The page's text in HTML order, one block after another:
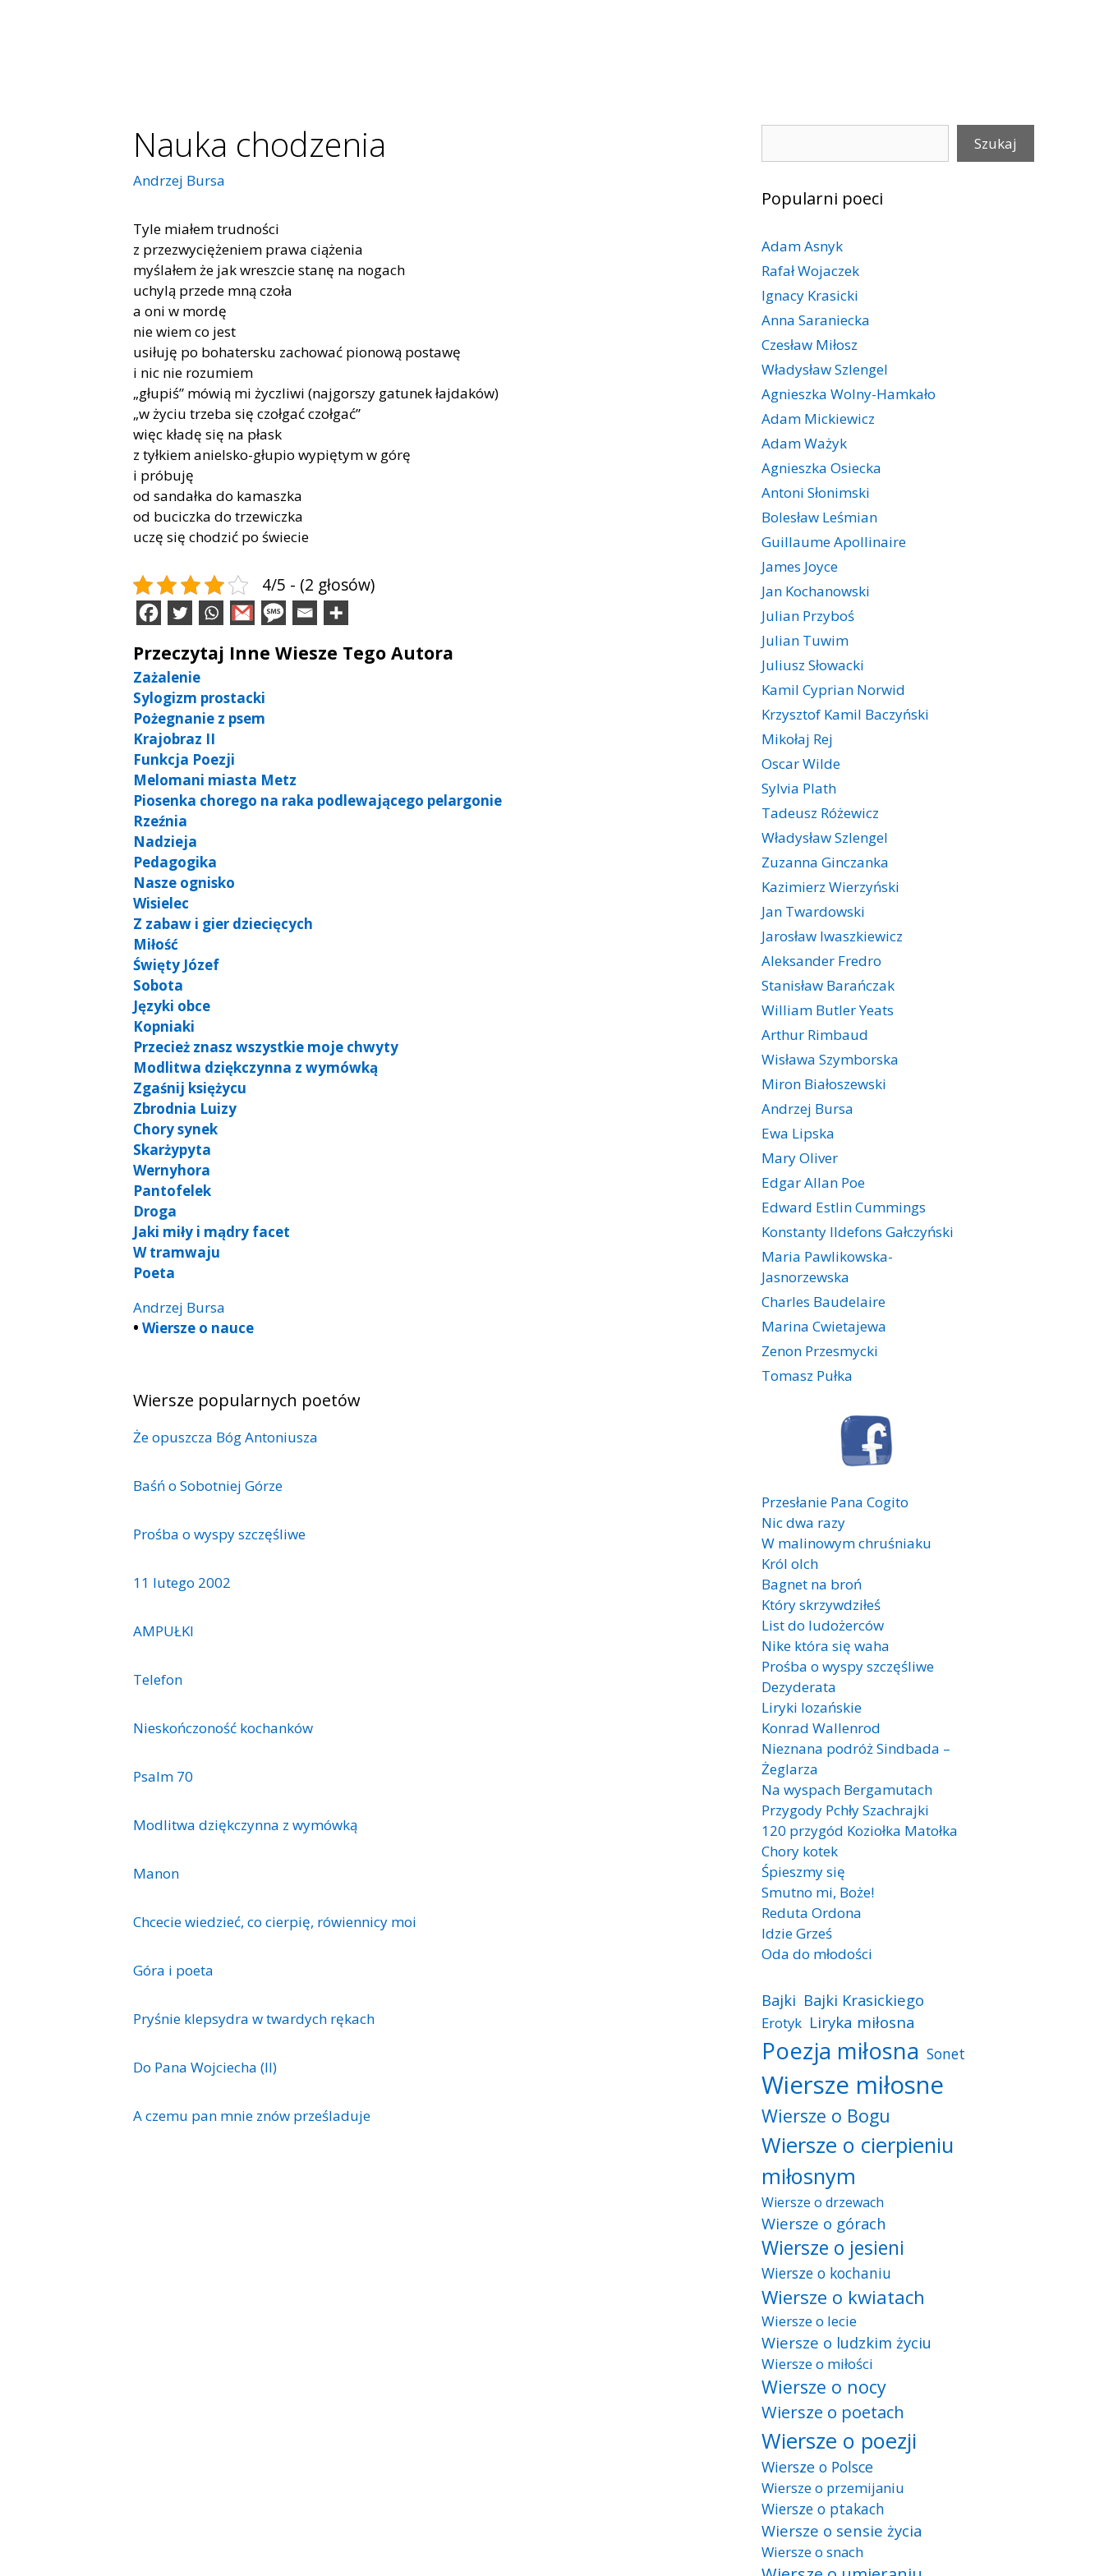
Nauka chodzenia
Andrzej Bursa
Tyle miałem trudności
z przezwyciężeniem prawa ciążenia
myślałem że jak wreszcie stanę na nogach
uchylą przede mną czoła
a oni w mordę
nie wiem co jest
usiłuję po bohatersku zachować pionową postawę
i nic nie rozumiem
„głupiś” mówią mi życzliwi (najgorszy gatunek łajdaków)
„w życiu trzeba się czołgać czołgać”
więc kładę się na płask
z tyłkiem anielsko-głupio wypiętym w górę
i próbuję
od sandałka do kamaszka
od buciczka do trzewiczka
uczę się chodzić po świecie
4/5 - (2 głosów)
Przeczytaj Inne Wiesze Tego Autora
Zażalenie
Sylogizm prostacki
Pożegnanie z psem
Krajobraz II
Funkcja Poezji
Melomani miasta Metz
Piosenka chorego na raka podlewającego pelargonie
Rzeźnia
Nadzieja
Pedagogika
Nasze ognisko
Wisielec
Z zabaw i gier dziecięcych
Miłość
Święty Józef
Sobota
Języki obce
Kopniaki
Przecież znasz wszystkie moje chwyty
Modlitwa dziękczynna z wymówką
Zgaśnij księżycu
Zbrodnia Luizy
Chory synek
Skarżypyta
Wernyhora
Pantofelek
Droga
Jaki miły i mądry facet
W tramwaju
Poeta
Andrzej Bursa
• Wiersze o nauce
Wiersze popularnych poetów
Że opuszcza Bóg Antoniusza
Baśń o Sobotniej Górze
Prośba o wyspy szczęśliwe
11 lutego 2002
AMPUŁKI
Telefon
Nieskończoność kochanków
Psalm 70
Modlitwa dziękczynna z wymówką
Manon
Chcecie wiedzieć, co cierpię, rówiennicy moi
Góra i poeta
Pryśnie klepsydra w twardych rękach
Do Pana Wojciecha (II)
A czemu pan mnie znów prześladuje
Szukaj
Popularni poeci
Adam Asnyk
Rafał Wojaczek
Ignacy Krasicki
Anna Saraniecka
Czesław Miłosz
Władysław Szlengel
Agnieszka Wolny-Hamkało
Adam Mickiewicz
Adam Ważyk
Agnieszka Osiecka
Antoni Słonimski
Bolesław Leśmian
Guillaume Apollinaire
James Joyce
Jan Kochanowski
Julian Przyboś
Julian Tuwim
Juliusz Słowacki
Kamil Cyprian Norwid
Krzysztof Kamil Baczyński
Mikołaj Rej
Oscar Wilde
Sylvia Plath
Tadeusz Różewicz
Władysław Szlengel
Zuzanna Ginczanka
Kazimierz Wierzyński
Jan Twardowski
Jarosław Iwaszkiewicz
Aleksander Fredro
Stanisław Barańczak
William Butler Yeats
Arthur Rimbaud
Wisława Szymborska
Miron Białoszewski
Andrzej Bursa
Ewa Lipska
Mary Oliver
Edgar Allan Poe
Edward Estlin Cummings
Konstanty Ildefons Gałczyński
Maria Pawlikowska-
Jasnorzewska
Charles Baudelaire
Marina Cwietajewa
Zenon Przesmycki
Tomasz Pułka
Przesłanie Pana Cogito
Nic dwa razy
W malinowym chruśniaku
Król olch
Bagnet na broń
Który skrzywdziłeś
List do ludożerców
Nike która się waha
Prośba o wyspy szczęśliwe
Dezyderata
Liryki lozańskie
Konrad Wallenrod
Nieznana podróż Sindbada –
Żeglarza
Na wyspach Bergamutach
Przygody Pchły Szachrajki
120 przygód Koziołka Matołka
Chory kotek
Śpieszmy się
Smutno mi, Boże!
Reduta Ordona
Idzie Grześ
Oda do młodości
Bajki Bajki Krasickiego
Erotyk Liryka miłosna
Poezja miłosna Sonet
Wiersze miłosne
Wiersze o Bogu
Wiersze o cierpieniu
miłosnym
Wiersze o drzewach
Wiersze o górach
Wiersze o jesieni
Wiersze o kochaniu
Wiersze o kwiatach
Wiersze o lecie
Wiersze o ludzkim życiu
Wiersze o miłości
Wiersze o nocy
Wiersze o poetach
Wiersze o poezji
Wiersze o Polsce
Wiersze o przemijaniu
Wiersze o ptakach
Wiersze o sensie życia
Wiersze o snach